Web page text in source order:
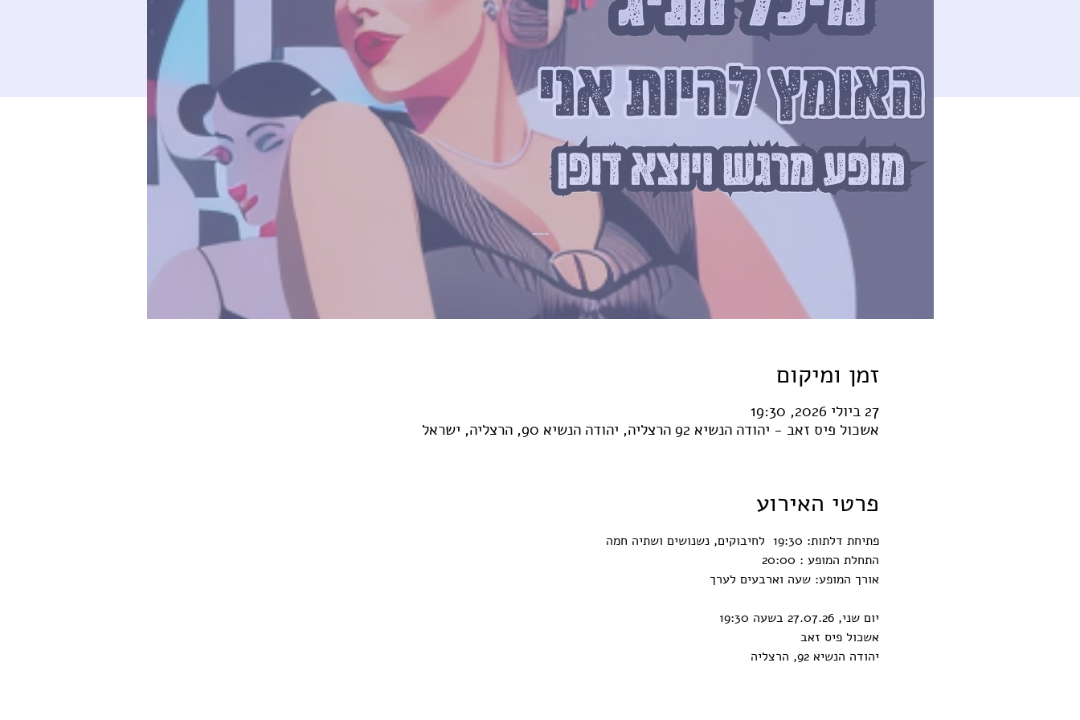
זמן ומיקום
27 ביולי 2026, 19:30
אשכול פיס זאב - יהודה הנשיא 92 הרצליה, יהודה הנשיא 90, הרצליה, ישראל
פרטי האירוע
פתיחת דלתות: 19:30  לחיבוקים, נשנושים ושתיה חמה
התחלת המופע : 20:00
אורך המופע: שעה וארבעים לערך
יום שני, 27.07.26 בשעה 19:30
אשכול פיס זאב
יהודה הנשיא 92, הרצליה